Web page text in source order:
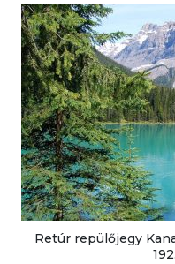
Retúr repülőjegy